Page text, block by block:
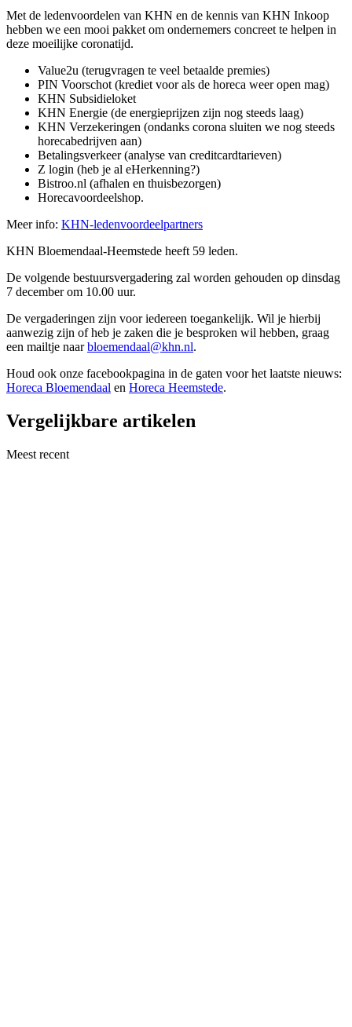
Met de ledenvoordelen van KHN en de kennis van KHN Inkoop
hebben we een mooi pakket om ondernemers concreet te helpen in
deze moeilijke coronatijd.
Value2u (terugvragen te veel betaalde premies)
PIN Voorschot (krediet voor als de horeca weer open mag)
KHN Subsidieloket
KHN Energie (de energieprijzen zijn nog steeds laag)
KHN Verzekeringen (ondanks corona sluiten we nog steeds
horecabedrijven aan)
Betalingsverkeer (analyse van creditcardtarieven)
Z login (heb je al eHerkenning?)
Bistroo.nl (afhalen en thuisbezorgen)
Horecavoordeelshop.
Meer info: KHN-ledenvoordeelpartners
KHN Bloemendaal-Heemstede heeft 59 leden.
De volgende bestuursvergadering zal worden gehouden op dinsdag
7 december om 10.00 uur.
De vergaderingen zijn voor iedereen toegankelijk. Wil je hierbij
aanwezig zijn of heb je zaken die je besproken wil hebben, graag
een mailtje naarbloemendaal@khn.nl.
Houd ook onze facebookpagina in de gaten voor het laatste nieuws:
Horeca Bloemendaal en Horeca Heemstede.
Vergelijkbare artikelen
Meest recent